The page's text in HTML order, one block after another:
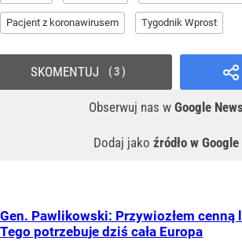
Pacjent z koronawirusem Tygodnik Wprost
Obserwuj nas w Google News
Dodaj jako źródło w Google
SKOMENTUJ 3
Gen. Pawlikowski: Przywiozłem cenną
Tego potrzebuje dziś cała Europa